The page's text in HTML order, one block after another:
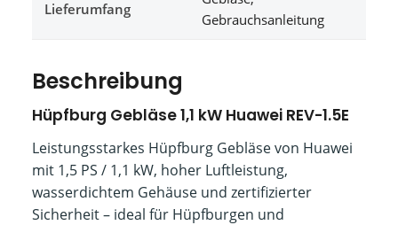
Lieferumfang
Gebrauchsanleitung
Beschreibung
Hüpfburg Gebläse 1,1 kW Huawei REV-1.5E
Leistungsstarkes Hüpfburg Gebläse von Huawei
mit 1,5 PS / 1,1 kW, hoher Luftleistung,
wasserdichtem Gehäuse und zertifizierter
Sicherheit – ideal für Hüpfburgen und